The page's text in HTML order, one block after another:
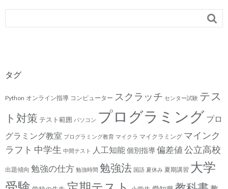

タグ
Python オンライン指導 コンピューター スクラッチ センター試験 テス
ト対策 テスト範囲 パソコン プログラミング プロ
グラミング教室 プログラミング教育 マイクラ マイクラミング マインク
ラフト 中学生 中間テスト 人工知能個別指導偏差値 公立高校
出題傾向 勉強の仕方 勉強時間 勉強法 国語 夏休み 夏期講習 大学